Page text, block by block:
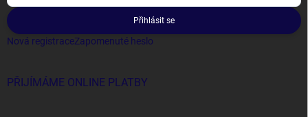
Přihlásit se
Nová registraceZapomenuté heslo
PŘIJÍMÁME ONLINE PLATBY